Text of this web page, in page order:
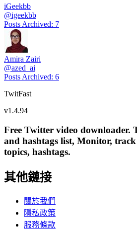
iGeekbb
@igeekbb
Posts Archived: 7
Amira Zairi
@azed_ai
Posts Archived: 6
TwitFast
v1.4.94
Free Twitter video downloader.
and hashtags list, Monitor,
topics, hashtags.
其他鏈接
關於我們
隱私政策
服務條款